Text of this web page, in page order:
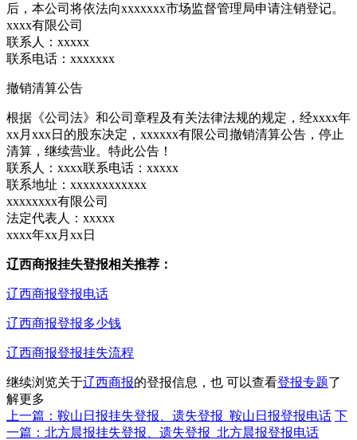
后，本公司将依法向xxxxxxx市场监督管理局申请注销登记。
xxxx有限公司
联系人：xxxxx
联系电话：xxxxxxx
撤销清算公告
根据《公司法》和公司章程及有关法律法规的规定，经xxxx年
xx月xxx日的股东决定，xxxxxx有限公司撤销清算公告，停止
清算，继续营业。特此公告！
联系人：xxxx联系电话：xxxxx
联系地址：xxxxxxxxxxxx
xxxxxxxx有限公司
法定代表人：xxxxx
xxxx年xx月xx日
辽西商报挂失登报相关推荐：
辽西商报登报电话
辽西商报登报多少钱
辽西商报登报挂失流程
继续浏览关于辽西商报的登报信息，也 可以查看登报专题了
解更多
上一篇：鞍山日报挂失登报、遗失登报_鞍山日报登报电话 下
一篇：北方晨报挂失登报、遗失登报_北方晨报登报电话